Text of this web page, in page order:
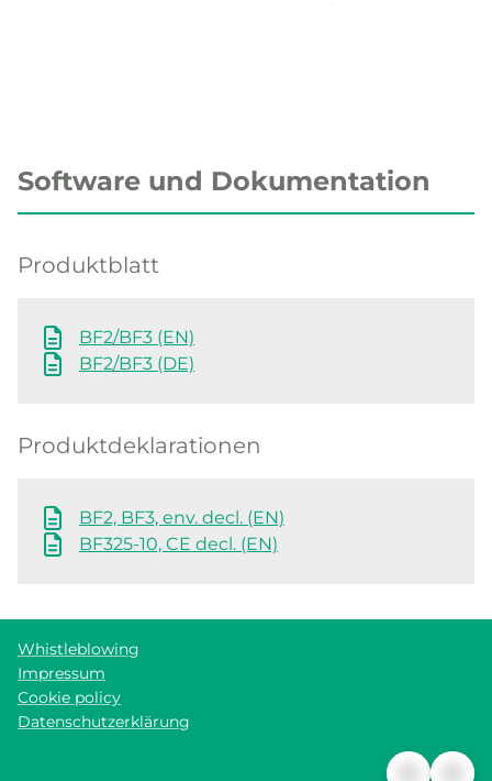
Software und Dokumentation
Produktblatt
BF2/BF3 (EN)
BF2/BF3 (DE)
Produktdeklarationen
BF2, BF3, env. decl. (EN)
BF325-10, CE decl. (EN)
Whistleblowing
Impressum
Cookie policy
Datenschutzerklärung